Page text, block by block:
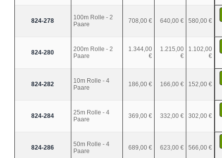
824-278
100m Rolle - 2
Paare
708,00 € 640,00 € 580,00 €
824-280
200m Rolle - 2
Paare
1.344,00
€
1.215,00
€
1.102,00
€
824-282
10m Rolle - 4
Paare
186,00 € 166,00 € 152,00 €
824-284
25m Rolle - 4
Paare
369,00 € 332,00 € 302,00 €
824-286
50m Rolle - 4
Paare
689,00 € 623,00 € 566,00 €